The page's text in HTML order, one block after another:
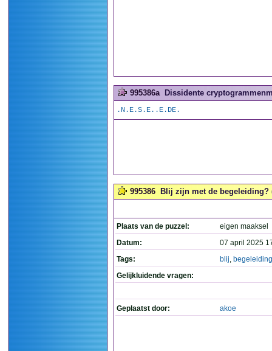
995386a Dissidente
.N.E.S.E..E.DE.
995386 Blij zijn met de begeleiding?
Plaats van de puzzel:
eigen maaksel
Datum:
07 april 2025
Tags:
blij, begeleiding
Gelijkluidende vragen:
Geplaatst door: akoe